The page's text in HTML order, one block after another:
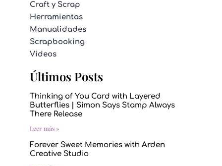
Craft y Scrap
Herramientas
Manualidades
Scrapbooking
Videos
Últimos Posts
Thinking of You Card with Layered
Butterflies | Simon Says Stamp Always
There Release
Leer más »
Forever Sweet Memories with Arden
Creative Studio